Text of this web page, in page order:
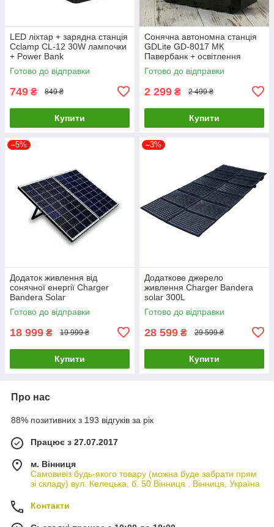
LED ліхтар + зарядна станція
Cclamp CL-12 30W лампочки
+ Power Bank
Готово до відправки
749 ₴ 849 ₴
Купити
Сонячна автономна станція
GDLite GD-8017 МК
Павербанк + освітлення
Готово до відправки
2 299 ₴ 2 499 ₴
Купити
–5%
Додаток живлення від
сонячної енергії Charger
Bandera Solar
Готово до відправки
18 999 ₴ 19 999 ₴
Купити
–3%
Додаткове джерело
живлення Charger Bandera
solar 300L
Готово до відправки
28 599 ₴ 29 599 ₴
Купити
Про нас
88% позитивних з 193 відгуків за рік
Працює з 27.07.2017
м. Вінниця
Самовивіз будь-якого товару (можна буде забрати прям
зі складу) вул. Келецька, б. 50 Вінниця , Вінниця, Україна
Контакти